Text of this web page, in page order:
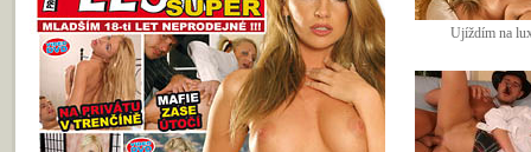
Ujíždím na